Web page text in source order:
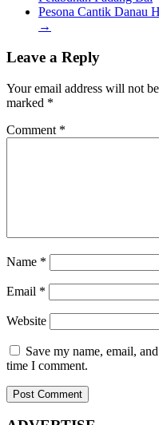
Pesona Cantik Danau
→
Leave a Reply
Your email address will not
marked *
Comment *
Name *
Email *
Website
Save my name, email,
time I comment.